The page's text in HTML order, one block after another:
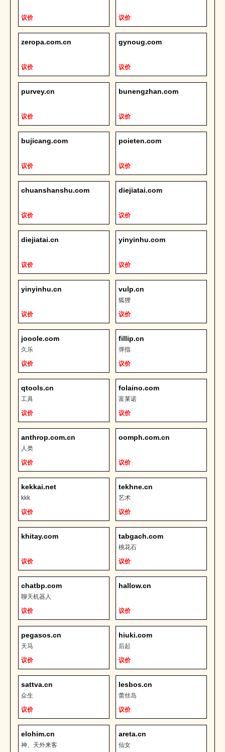
议价 议价
zeropa.com.cn
议价
gynoug.com
议价
purvey.cn
议价
bunengzhan.com
议价
bujicang.com
议价
poieten.com
议价
chuanshanshu.com
议价
diejiatai.com
议价
diejiatai.cn
议价
yinyinhu.com
议价
yinyinhu.cn
议价
vulp.cn
狐狸
议价
jooole.com
久乐
议价
fillip.cn
弹指
议价
qtools.cn
工具
议价
folaino.com
富莱诺
议价
anthrop.com.cn
人类
议价
oomph.com.cn
议价
kekkai.net
kkk
议价
tekhne.cn
艺术
议价
khitay.com
议价
tabgach.com
桃花石
议价
chatbp.com
聊天机器人
议价
hallow.cn
议价
pegasos.cn
天马
议价
hiuki.com
后起
议价
sattva.cn
众生
议价
lesbos.cn
蕾丝岛
议价
elohim.cn
神、天外来客
areta.cn
仙女